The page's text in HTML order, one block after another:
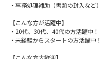
・事務処理補助（書類の封入など）
【こんな方が活躍中】
・20代、30代、40代の方活躍中！
・未経験からスタートの方活躍中！